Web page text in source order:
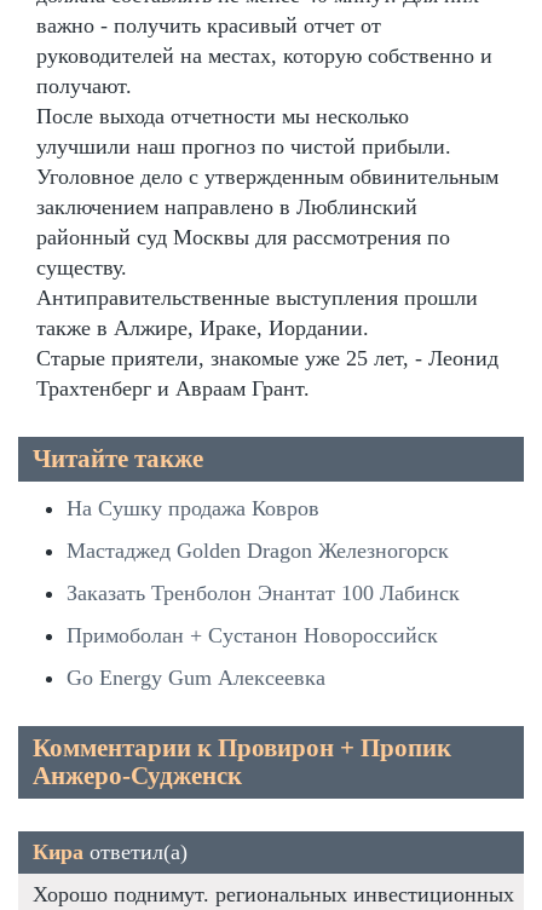
важно - получить красивый отчет от
руководителей на местах, которую собственно и
получают.
После выхода отчетности мы несколько
улучшили наш прогноз по чистой прибыли.
Уголовное дело с утвержденным обвинительным
заключением направлено в Люблинский
районный суд Москвы для рассмотрения по
существу.
Антиправительственные выступления прошли
также в Алжире, Ираке, Иордании.
Старые приятели, знакомые уже 25 лет, - Леонид
Трахтенберг и Авраам Грант.
Читайте также
На Сушку продажа Ковров
Мастаджед Golden Dragon Железногорск
Заказать Тренболон Энантат 100 Лабинск
Примоболан + Сустанон Новороссийск
Go Energy Gum Алексеевка
Комментарии к Провирон + Пропик
Анжеро-Судженск
Кира ответил(а)
Хорошо поднимут. региональных инвестиционных